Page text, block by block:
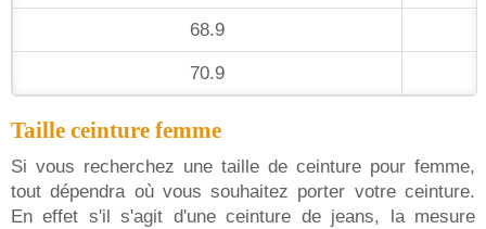
68.9
70.9
Taille ceinture femme
Si vous recherchez une taille de ceinture pour femme,
tout dépendra où vous souhaitez porter votre ceinture.
En effet s'il s'agit d'une ceinture de jeans, la mesure